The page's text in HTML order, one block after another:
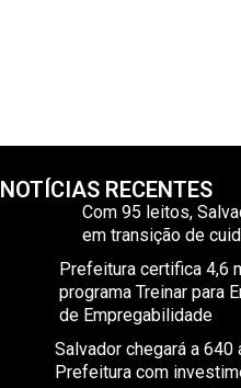
NOTÍCIAS RECENTES
Com 95 leitos,
em transição de
Prefeitura certifica 4,6
programa Treinar para
de Empregabilidade
Salvador chegará a
Prefeitura com